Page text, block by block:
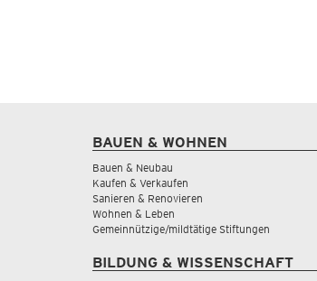
BAUEN & WOHNEN
Bauen & Neubau
Kaufen & Verkaufen
Sanieren & Renovieren
Wohnen & Leben
Gemeinnützige/mildtätige Stiftungen
BILDUNG & WISSENSCHAFT